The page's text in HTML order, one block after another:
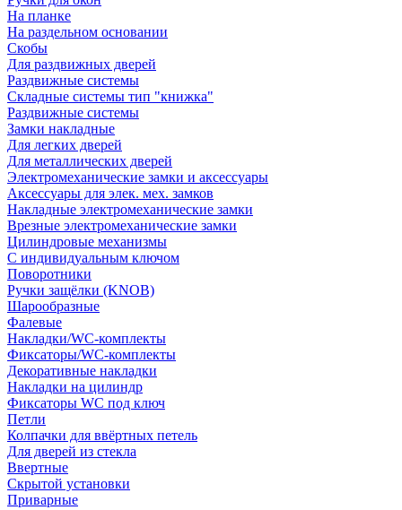
На планке
На раздельном основании
Скобы
Для раздвижных дверей
Раздвижные системы
Складные системы тип "книжка"
Раздвижные системы
Замки накладные
Для легких дверей
Для металлических дверей
Электромеханические замки и аксессуары
Аксессуары для элек. мех. замков
Накладные электромеханические замки
Врезные электромеханические замки
Цилиндровые механизмы
С индивидуальным ключом
Поворотники
Ручки защёлки (KNOB)
Шарообразные
Фалевые
Накладки/WC-комплекты
Фиксаторы/WC-комплекты
Декоративные накладки
Накладки на цилиндр
Фиксаторы WC под ключ
Петли
Колпачки для ввёртных петель
Для дверей из стекла
Ввертные
Скрытой установки
Приварные